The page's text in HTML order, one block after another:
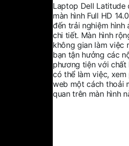
Laptop Dell Latitude
màn hình Full HD
đến trải nghiệm hình
chi tiết. Màn hình
không gian làm việc
bạn tận hưởng các
phương tiện với chất
có thể làm việc,
web một cách thoải
quan trên màn hình